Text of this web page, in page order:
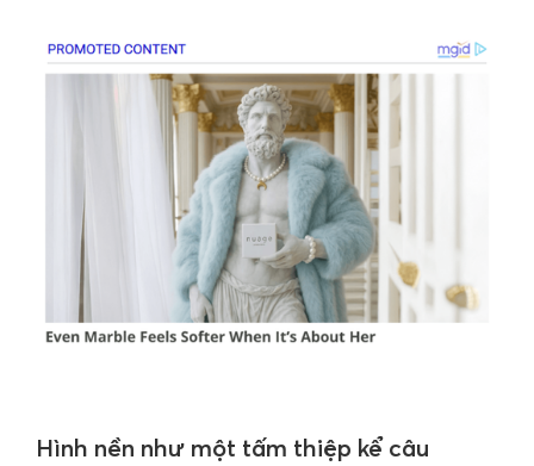
Hình nền như một tấm thiệp kể câu